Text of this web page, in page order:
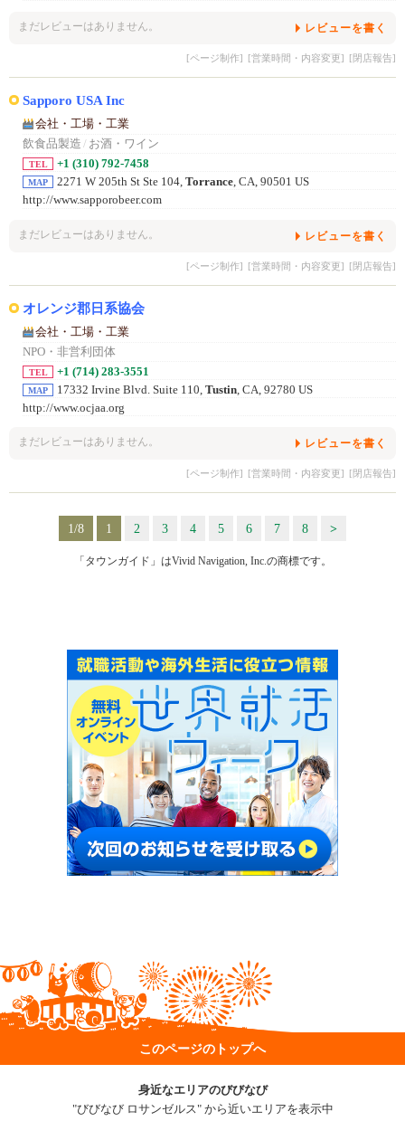
まだレビューはありません。 レビューを書く
[ページ制作] [営業時間・内容変更] [閉店報告]
Sapporo USA Inc
会社・工場・工業
飲食品製造 / お酒・ワイン
TEL +1 (310) 792-7458
MAP 2271 W 205th St Ste 104, Torrance, CA, 90501 US
http://www.sapporobeer.com
まだレビューはありません。 レビューを書く
[ページ制作] [営業時間・内容変更] [閉店報告]
オレンジ郡日系協会
会社・工場・工業
NPO・非営利団体
TEL +1 (714) 283-3551
MAP 17332 Irvine Blvd. Suite 110, Tustin , CA, 92780 US
http://www.ocjaa.org
まだレビューはありません。 レビューを書く
[ページ制作] [営業時間・内容変更] [閉店報告]
1/8 1 2 3 4 5 6 7 8 >
「タウンガイド」はVivid Navigation, Inc.の商標です。
このページのトップへ
身近なエリアのびびなび
"びびなび ロサンゼルス" から近いエリアを表示中